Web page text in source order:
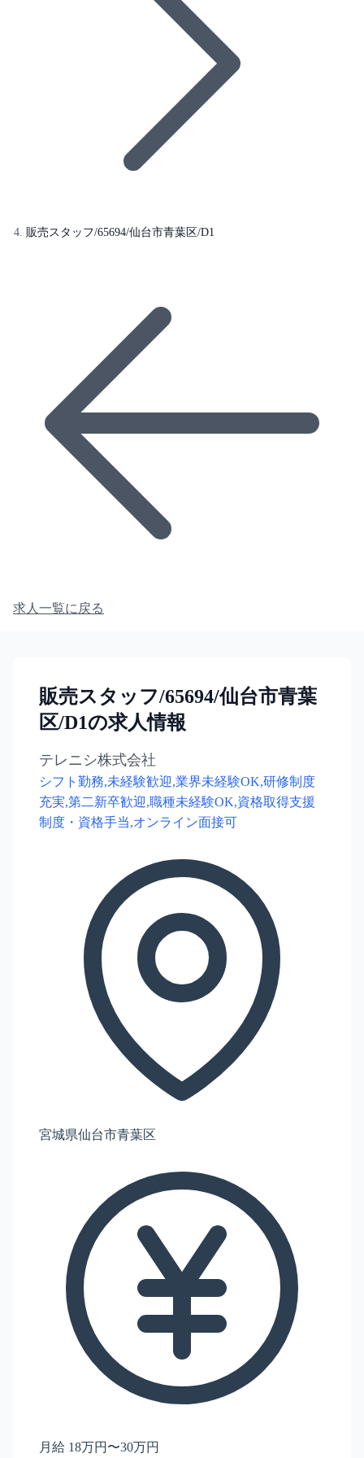
販売スタッフ/65694/仙台市青葉区/D1
求人一覧に戻る
販売スタッフ/65694/仙台市青葉
区/D1の求人情報
テレニシ株式会社
シフト勤務,未経験歓迎,業界未経験OK,研修制度
充実,第二新卒歓迎,職種未経験OK,資格取得支援
制度・資格手当,オンライン面接可
宮城県仙台市青葉区
月給 18万円〜30万円